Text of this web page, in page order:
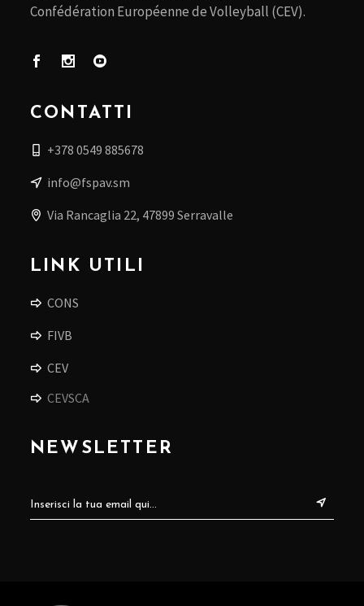
Confédération Européenne de Volleyball (CEV).
CONTATTI
+378 0549 885678
info@fspav.sm
Via Rancaglia 22, 47899 Serravalle
LINK UTILI
CONS
FIVB
CEV
CEVSCA
NEWSLETTER